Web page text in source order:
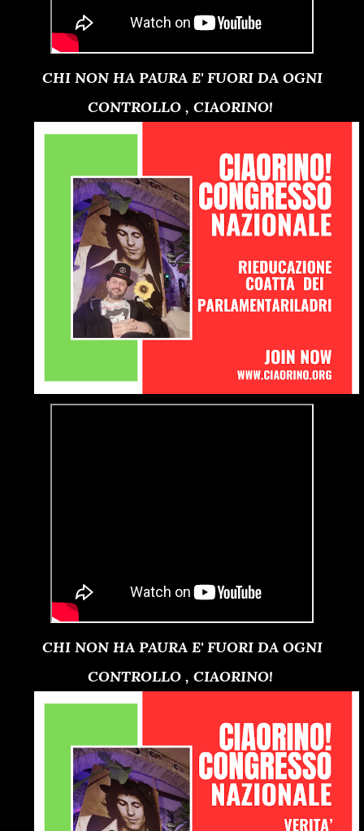
CHI NON HA PAURA E' FUORI DA OGNI
CONTROLLO , CIAORINO!
CHI NON HA PAURA E' FUORI DA OGNI
CONTROLLO , CIAORINO!